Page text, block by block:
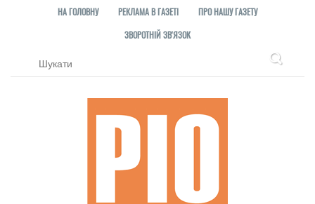
НА ГОЛОВНУ РЕКЛАМА В ГАЗЕТІ
ПРО НАШУ ГАЗЕТУ
ЗВОРОТНІЙ ЗВ'ЯЗОК